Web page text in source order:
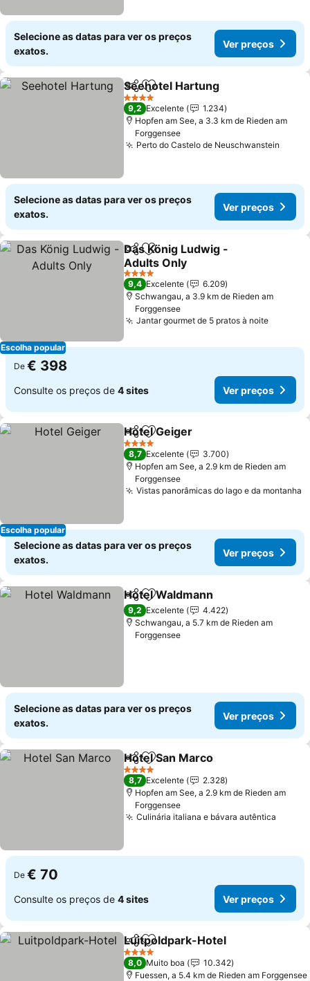
Selecione as datas para ver os preços
exatos.
Ver preços
PartilharAdicionar aos favoritos
Seehotel Hartung
4 Estrelas
9,2 Excelente
1.234
Hopfen am See, a 3.3 km de Rieden am
Forggensee
Perto do Castelo de Neuschwanstein
Selecione as datas para ver os preços
exatos.
Ver preços
Escolha popular
PartilharAdicionar aos favoritos
Das König Ludwig -
Adults Only
4 Estrelas
9,4 Excelente
6.209
Schwangau, a 3.9 km de Rieden am
Forggensee
Jantar gourmet de 5 pratos à noite
De € 398
Consulte os preços de 4 sites Ver preços
Escolha popular
PartilharAdicionar aos favoritos
Hotel Geiger
4 Estrelas
8,7 Excelente
3.700
Hopfen am See, a 2.9 km de Rieden am
Forggensee
Vistas panorâmicas do lago e da montanha
Selecione as datas para ver os preços
exatos.
Ver preços
PartilharAdicionar aos favoritos
Hotel Waldmann
9,2 Excelente
4.422
Schwangau, a 5.7 km de Rieden am
Forggensee
Selecione as datas para ver os preços
exatos.
Ver preços
PartilharAdicionar aos favoritos
Hotel San Marco
4 Estrelas
8,7 Excelente
2.328
Hopfen am See, a 2.9 km de Rieden am
Forggensee
Culinária italiana e bávara autêntica
De € 70
Consulte os preços de 4 sites Ver preços
PartilharAdicionar aos favoritos
Luitpoldpark-Hotel
4 Estrelas
8,0 Muito boa
10.342
Fuessen, a 5.4 km de Rieden am Forggensee